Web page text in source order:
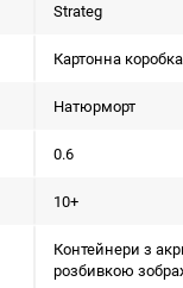
Strateg
Картонна коробка
Натюрморт
0.6
10+
Контейнери з
розбивкою